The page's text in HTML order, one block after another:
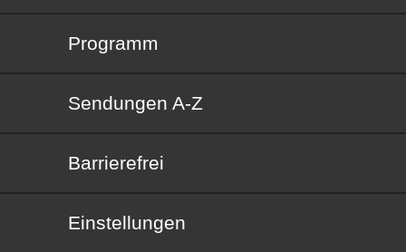
Programm
Sendungen von A bis Z
Sendungen A-Z
Barrierefrei
Barrierefrei
Einstellungen